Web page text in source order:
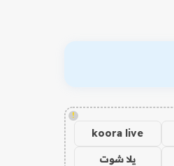
!
koora live
يلا شوت